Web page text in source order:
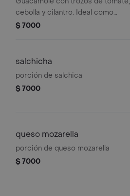
cebolla y cilantro. Ideal como
acompañamiento.
$ 7000
salchicha
porción de salchica
$ 7000
queso mozarella
porción de queso mozarella
$ 7000